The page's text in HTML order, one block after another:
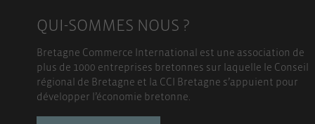
QUI-SOMMES NOUS ?
Bretagne Commerce International est une association de
plus de 1000 entreprises bretonnes sur laquelle le Conseil
régional de Bretagne et la CCI Bretagne s’appuient pour
développer l’économie bretonne.